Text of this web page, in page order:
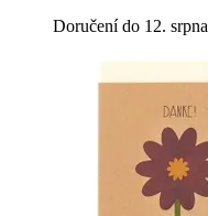
Doručení do 12. srpna